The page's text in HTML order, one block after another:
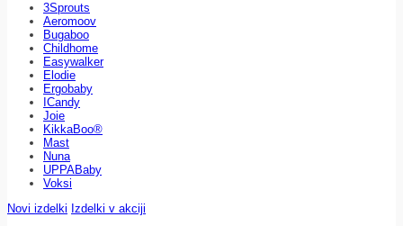
3Sprouts
Aeromoov
Bugaboo
Childhome
Easywalker
Elodie
Ergobaby
ICandy
Joie
KikkaBoo®
Mast
Nuna
UPPABaby
Voksi
Novi izdelki Izdelki v akciji